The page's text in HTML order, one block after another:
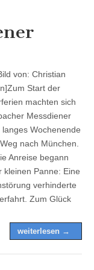
von: Christian
Start der
machten sich
Messdiener
langes Wochenende
nach München.
Anreise begann
kleinen Panne: Eine
verhinderte
Zum Glück
weiterlesen →